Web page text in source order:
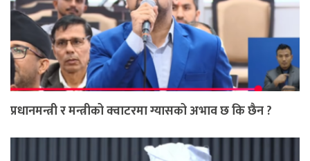
प्रधानमन्त्री र मन्त्रीको क्वाटरमा ग्यासको अभाव छ कि छैन ?